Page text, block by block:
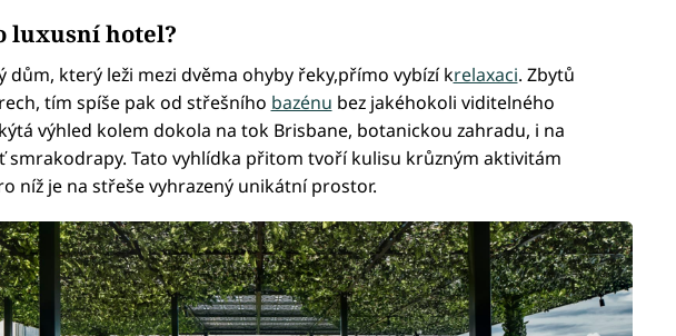
luxusní hotel?
dům, který leži mezi dvěma ohyby řeky,přímo vybízí krelaxaci. Zbytů
tím spíše pak od střešního bazénu bez jakéhokoli viditelného
výhled kolem dokola na tok Brisbane, botanickou zahradu, i na
smrakodrapy. Tato vyhlídka přitom tvoří kulisu krůzným aktivitám
níž je na střeše vyhrazený unikátní prostor.